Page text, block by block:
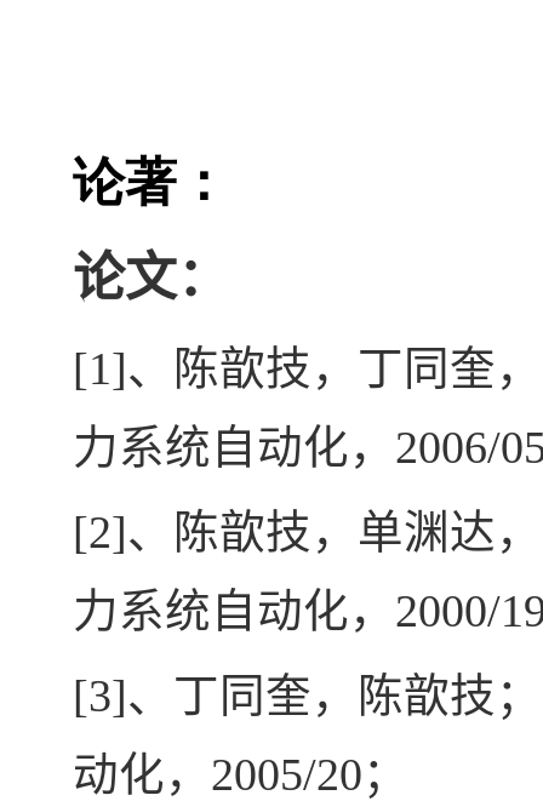
论著：
论文：
[1]、陈歆技，丁同奎
力系统自动化， 2006/
[2]、陈歆技，单渊达
力系统自动化， 2000/
[3]、丁同奎，陈歆技
动化， 2005/20；